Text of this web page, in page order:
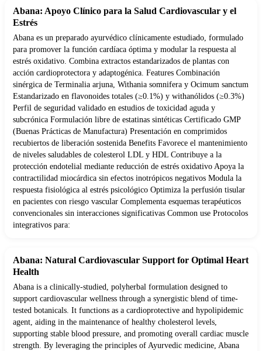
Abana: Apoyo Clínico para la Salud Cardiovascular y el
Estrés
Abana es un preparado ayurvédico clínicamente estudiado, formulado
para promover la función cardíaca óptima y modular la respuesta al
estrés oxidativo. Combina extractos estandarizados de plantas con
acción cardioprotectora y adaptogénica. Features Combinación
sinérgica de Terminalia arjuna, Withania somnifera y Ocimum sanctum
Estandarizado en flavonoides totales (≥0.1%) y withanólidos (≥0.3%)
Perfil de seguridad validado en estudios de toxicidad aguda y
subcrónica Formulación libre de estatinas sintéticas Certificado GMP
(Buenas Prácticas de Manufactura) Presentación en comprimidos
recubiertos de liberación sostenida Benefits Favorece el mantenimiento
de niveles saludables de colesterol LDL y HDL Contribuye a la
protección endotelial mediante reducción de estrés oxidativo Apoya la
contractilidad miocárdica sin efectos inotrópicos negativos Modula la
respuesta fisiológica al estrés psicológico Optimiza la perfusión tisular
en pacientes con riesgo vascular Complementa esquemas terapéuticos
convencionales sin interacciones significativas Common use Protocolos
integrativos para:
Abana: Natural Cardiovascular Support for Optimal Heart
Health
Abana is a clinically-studied, polyherbal formulation designed to
support cardiovascular wellness through a synergistic blend of time-
tested botanicals. It functions as a cardioprotective and hypolipidemic
agent, aiding in the maintenance of healthy cholesterol levels,
supporting stable blood pressure, and promoting overall cardiac muscle
strength. By leveraging the principles of Ayurvedic medicine, Abana